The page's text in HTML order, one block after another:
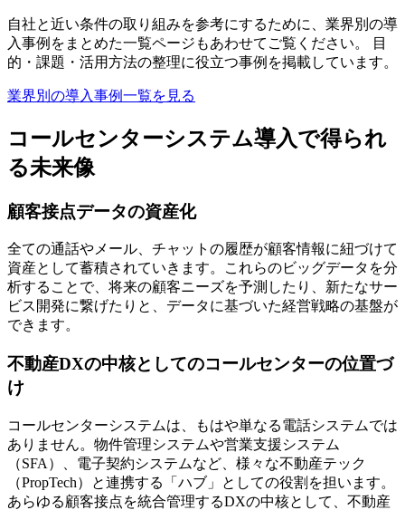
自社と近い条件の取り組みを参考にするために、業界別の導
入事例をまとめた一覧ページもあわせてご覧ください。 目
的・課題・活用方法の整理に役立つ事例を掲載しています。
業界別の導入事例一覧を見る
コールセンターシステム導入で得られ
る未来像
顧客接点データの資産化
全ての通話やメール、チャットの履歴が顧客情報に紐づけて
資産として蓄積されていきます。これらのビッグデータを分
析することで、将来の顧客ニーズを予測したり、新たなサー
ビス開発に繋げたりと、データに基づいた経営戦略の基盤が
できます。
不動産DXの中核としてのコールセンターの位置づ
け
コールセンターシステムは、もはや単なる電話システムでは
ありません。物件管理システムや営業支援システム
（SFA）、電子契約システムなど、様々な不動産テック
（PropTech）と連携する「ハブ」としての役割を担います。
あらゆる顧客接点を統合管理するDXの中核として、不動産